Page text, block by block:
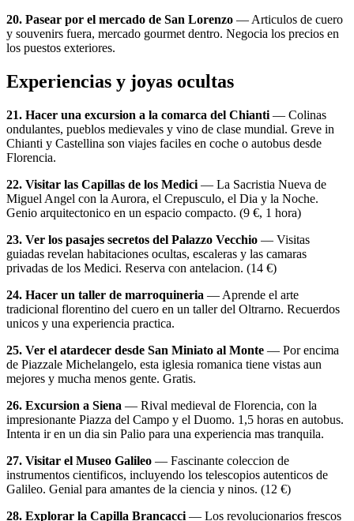
20. Pasear por el mercado de San Lorenzo — Articulos de cuero
y souvenirs fuera, mercado gourmet dentro. Negocia los precios en
los puestos exteriores.
Experiencias y joyas ocultas
21. Hacer una excursion a la comarca del Chianti — Colinas
ondulantes, pueblos medievales y vino de clase mundial. Greve in
Chianti y Castellina son viajes faciles en coche o autobus desde
Florencia.
22. Visitar las Capillas de los Medici — La Sacristia Nueva de
Miguel Angel con la Aurora, el Crepusculo, el Dia y la Noche.
Genio arquitectonico en un espacio compacto. (9 €, 1 hora)
23. Ver los pasajes secretos del Palazzo Vecchio — Visitas
guiadas revelan habitaciones ocultas, escaleras y las camaras
privadas de los Medici. Reserva con antelacion. (14 €)
24. Hacer un taller de marroquineria — Aprende el arte
tradicional florentino del cuero en un taller del Oltrarno. Recuerdos
unicos y una experiencia practica.
25. Ver el atardecer desde San Miniato al Monte — Por encima
de Piazzale Michelangelo, esta iglesia romanica tiene vistas aun
mejores y mucha menos gente. Gratis.
26. Excursion a Siena — Rival medieval de Florencia, con la
impresionante Piazza del Campo y el Duomo. 1,5 horas en autobus.
Intenta ir en un dia sin Palio para una experiencia mas tranquila.
27. Visitar el Museo Galileo — Fascinante coleccion de
instrumentos cientificos, incluyendo los telescopios autenticos de
Galileo. Genial para amantes de la ciencia y ninos. (12 €)
28. Explorar la Capilla Brancacci — Los revolucionarios frescos